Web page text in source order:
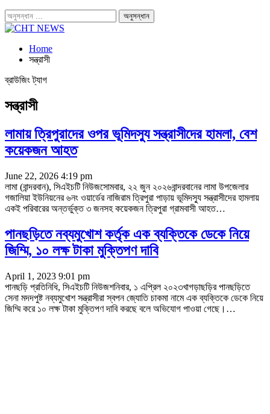
Home
সন্ত্রাসী
ব্রাউজিং ট্যাগ
সন্ত্রাসী
লামায় ত্রিপুরাদের ওপর ভূমিদস্যু সন্ত্রাসীদের হামলা, বেশ
কয়েকজন আহত
June 22, 2026 4:19 pm
লামা (বান্দরবান), সিএইচটি নিউজসোমবার, ২২ জুন ২০২৬বান্দরবানের লামা উপজেলার
গজালিয়া ইউনিয়নের ৬নং ওয়ার্ডের নাজিরাম ত্রিপুরা পাড়ায় ভূমিদস্যু সন্ত্রাসীদের হামলায়
একই পরিবারের অন্তর্ভুক্ত ৩ জনসহ কয়েকজন ত্রিপুরা গ্রামবাসী আহত…
পানছড়িতে নব্যমুখোশ কর্তৃক এক ব্যক্তিকে ডেকে নিয়ে
জিম্মি, ১০ লক্ষ টাকা মুক্তিপণ দাবি
April 1, 2023 9:01 pm
পানছড়ি প্রতিনিধি, সিএইচটি নিউজশনিবার, ১ এপ্রিল ২০২৩খাগড়াছড়ির পানছড়িতে
সেনা মদদপুষ্ট নব্যমুখোশ সন্ত্রাসীরা স্বপন জ্যোতি চাকমা নামে এক ব্যক্তিকে ডেকে নিয়ে
জিম্মি করে ১০ লক্ষ টাকা মুক্তিপণ দাবি করছে বলে অভিযোগ পাওয়া গেছে। …